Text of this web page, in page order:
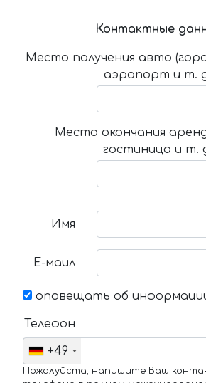
Контактные
Место получения авто
аэропорт и т.
Место окончания
гостиница и т.
Имя
Е-маил
оповещать об
Телефон
+49
Пожалуйста, напишите Ваш